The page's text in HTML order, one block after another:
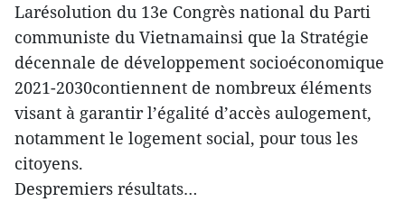
Larésolution du 13e Congrès national du Parti
communiste du Vietnamainsi que la Stratégie
décennale de développement socioéconomique
2021-2030contiennent de nombreux éléments
visant à garantir l’égalité d’accès aulogement,
notamment le logement social, pour tous les
citoyens.
Despremiers résultats…